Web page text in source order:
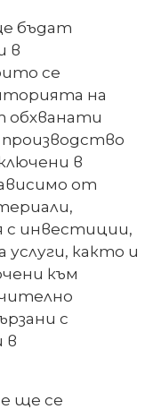
бъдат
в
се
на
обхванати
в
от
с инвестиции,
услуги, както и
към
с
в
ще се